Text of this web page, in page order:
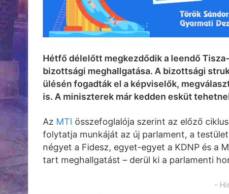
Hétfő délelőtt megkezdődik a leendő
bizottsági meghallgatása. A bizottsági
ülésén fogadták el a képviselők,
is. A miniszterek már kedden esküt
Az MTI összefoglalója szerint az előző
folytatja munkáját az új parlament, a
négyet a Fidesz, egyet-egyet a KDNP és a
tart meghallgatást – derül ki a parlamenti
-